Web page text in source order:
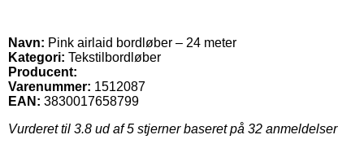
Navn: Pink airlaid bordløber – 24 meter
Kategori: Tekstilbordløber
Producent:
Varenummer: 1512087
EAN: 3830017658799
Vurderet til 3.8 ud af 5 stjerner baseret på 32 anmeldelser